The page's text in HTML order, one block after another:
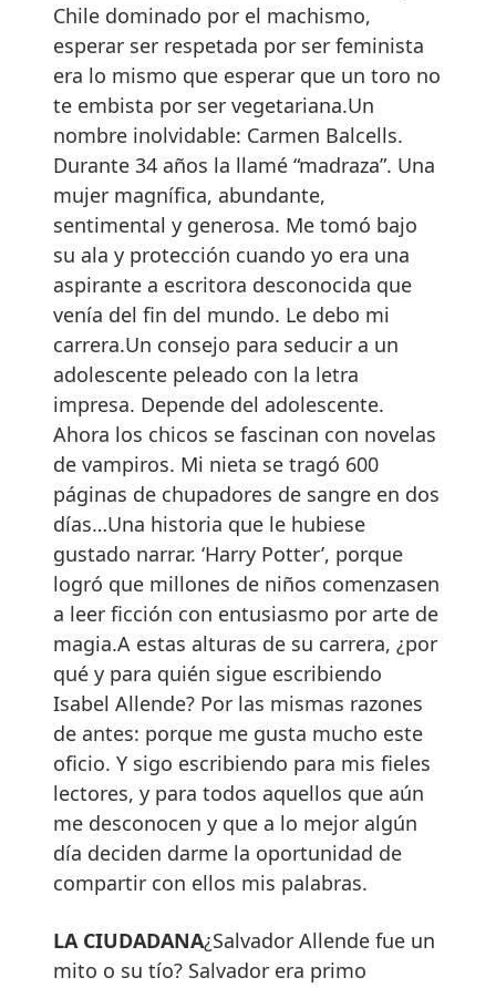
Chile dominado por el machismo,
esperar ser respetada por ser feminista
era lo mismo que esperar que un toro no
te embista por ser vegetariana.Un
nombre inolvidable: Carmen Balcells.
Durante 34 años la llamé “madraza”. Una
mujer magnífica, abundante,
sentimental y generosa. Me tomó bajo
su ala y protección cuando yo era una
aspirante a escritora desconocida que
venía del fin del mundo. Le debo mi
carrera.Un consejo para seducir a un
adolescente peleado con la letra
impresa. Depende del adolescente.
Ahora los chicos se fascinan con novelas
de vampiros. Mi nieta se tragó 600
páginas de chupadores de sangre en dos
días…Una historia que le hubiese
gustado narrar. ‘Harry Potter’, porque
logró que millones de niños comenzasen
a leer ficción con entusiasmo por arte de
magia.A estas alturas de su carrera, ¿por
qué y para quién sigue escribiendo
Isabel Allende? Por las mismas razones
de antes: porque me gusta mucho este
oficio. Y sigo escribiendo para mis fieles
lectores, y para todos aquellos que aún
me desconocen y que a lo mejor algún
día deciden darme la oportunidad de
compartir con ellos mis palabras.
LA CIUDADANA¿Salvador Allende fue un
mito o su tío? Salvador era primo